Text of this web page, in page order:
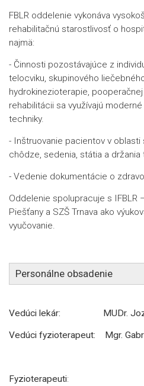
FBLR oddelenie vykonáva
rehabilitačnú starostlivosť o
najmä:
- Činnosti pozostávajúce z
telocviku, skupinového
hydrokinezioterapie,
rehabilitácii sa využívajú
techniky.
- Inštruovanie pacientov v
chôdze, sedenia, státia a držania
- Vedenie dokumentácie o
Oddelenie spolupracuje s IFBLR
Piešťany a SZŠ Trnava ako
vyučovanie.
Personálne obsadenie
Vedúci lekár: MUDr.
Vedúci fyzioterapeut: Mgr.
Fyzioterapeuti: